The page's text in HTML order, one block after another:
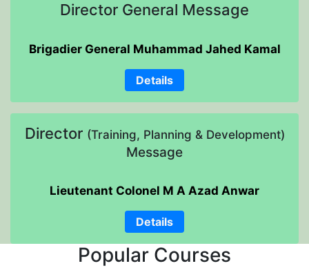
Director General Message
Brigadier General Muhammad Jahed Kamal
Details
Director (Training, Planning & Development)
Message
Lieutenant Colonel M A Azad Anwar
Details
Popular Courses